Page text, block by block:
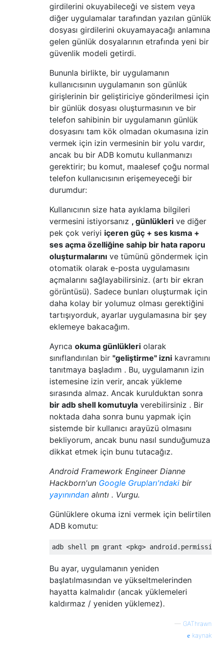
girdilerini okuyabileceği ve sistem veya
diğer uygulamalar tarafından yazılan günlük
dosyası girdilerini okuyamayacağı anlamına
gelen günlük dosyalarının etrafında yeni bir
güvenlik modeli getirdi.
Bununla birlikte, bir uygulamanın
kullanıcısının uygulamanın son günlük
girişlerinin bir geliştiriciye gönderilmesi için
bir günlük dosyası oluşturmasının ve bir
telefon sahibinin bir uygulamanın günlük
dosyasını tam kök olmadan okumasına izin
vermek için izin vermesinin bir yolu vardır,
ancak bu bir ADB komutu kullanmanızı
gerektirir; bu komut, maalesef çoğu normal
telefon kullanıcısının erişemeyeceği bir
durumdur:
Kullanıcının size hata ayıklama bilgileri
vermesini istiyorsanız , günlükleri ve diğer
pek çok veriyi içeren güç + ses kısma +
ses açma özelliğine sahip bir hata raporu
oluşturmalarını ve tümünü göndermek için
otomatik olarak e-posta uygulamasını
açmalarını sağlayabilirsiniz. (artı bir ekran
görüntüsü). Sadece bunları oluşturmak için
daha kolay bir yolumuz olması gerektiğini
tartışıyorduk, ayarlar uygulamasına bir şey
eklemeye bakacağım.
Ayrıca okuma günlükleri olarak
sınıflandırılan bir "geliştirme" izni kavramını
tanıtmaya başladım . Bu, uygulamanın izin
istemesine izin verir, ancak yükleme
sırasında almaz. Ancak kurulduktan sonra
bir adb shell komutuyla verebilirsiniz . Bir
noktada daha sonra bunu yapmak için
sistemde bir kullanıcı arayüzü olmasını
bekliyorum, ancak bunu nasıl sunduğumuza
dikkat etmek için bunu tutacağız.
Android Framework Engineer Dianne
Hackborn'un Google Grupları'ndaki bir
yayınından alıntı . Vurgu.
Günlüklere okuma izni vermek için belirtilen
ADB komutu:
Bu ayar, uygulamanın yeniden
başlatılmasından ve yükseltmelerinden
hayatta kalmalıdır (ancak yüklemeleri
kaldırmaz / yeniden yüklemez).
— GAThrawn
kaynak